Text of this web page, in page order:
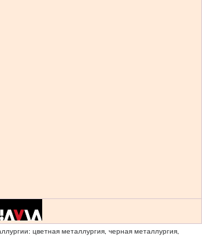
цветная металлургия, черная металлургия,